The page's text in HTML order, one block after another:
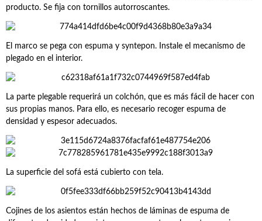
producto. Se fija con tornillos autorroscantes.
El marco se pega con espuma y syntepon. Instale el mecanismo de
plegado en el interior.
La parte plegable requerirá un colchón, que es más fácil de hacer con
sus propias manos. Para ello, es necesario recoger espuma de
densidad y espesor adecuados.
La superficie del sofá está cubierto con tela.
Cojines de los asientos están hechos de láminas de espuma de